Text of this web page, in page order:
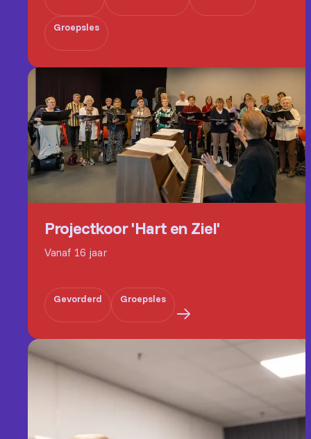
Groepsles
Projectkoor 'Hart en Ziel'
Vanaf 16 jaar
Gevorderd Groepsles